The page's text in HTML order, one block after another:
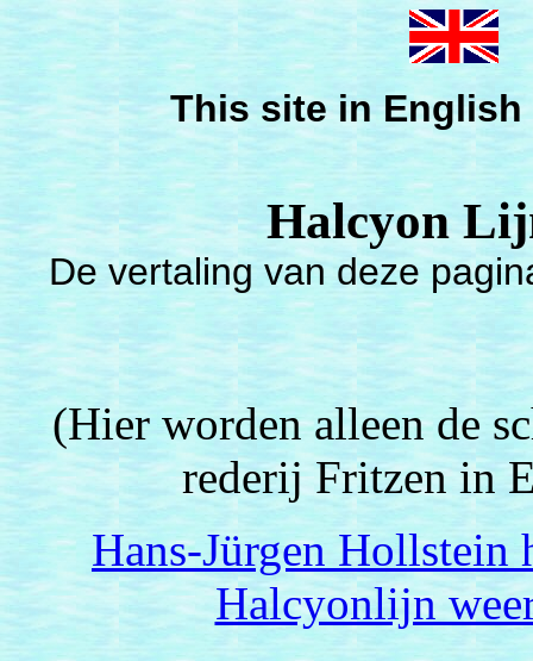
This site in
Halcyon
De vertaling van deze
(Hier worden alleen de
rederij Fritzen in
Hans-Jürgen Hollstein
Halcyonlijn